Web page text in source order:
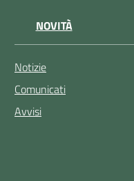
NOVITÀ
Notizie
Comunicati
Avvisi